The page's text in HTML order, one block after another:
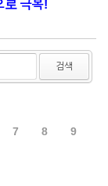
로 극복!
검색
7 8 9